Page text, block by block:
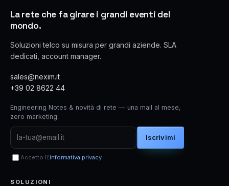
La rete che fa girare i grandi eventi del
mondo.
Soluzioni telco su misura per grandi aziende. SLA
dedicati, account manager.
sales@nexim.it
+39 02 8622 44
Engineering Notes & novità di rete — una mail al mese,
zero marketing.
Iscrivimi
Accetto l\'informativa privacy
SOLUZIONI